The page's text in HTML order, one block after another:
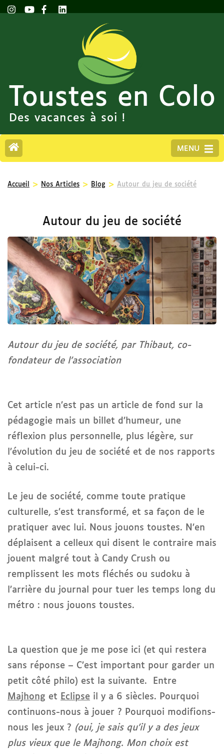
Toustes en Colo
Des vacances à soi !
MENU
Accueil > Nos Articles > Blog > Autour du jeu de société
Autour du jeu de société
Autour du jeu de société, par Thibaut, co-
fondateur de l’association
Cet article n’est pas un article de fond sur la
pédagogie mais un billet d’humeur, une
réflexion plus personnelle, plus légère, sur
l’évolution du jeu de société et de nos rapports
à celui-ci.
Le jeu de société, comme toute pratique
culturelle, s’est transformé, et sa façon de le
pratiquer avec lui. Nous jouons toustes. N’en
déplaisent a celleux qui disent le contraire mais
jouent malgré tout à Candy Crush ou
remplissent les mots fléchés ou sudoku à
l’arrière du journal pour tuer les temps long du
métro : nous jouons toustes.
La question que je me pose ici (et qui restera
sans réponse – C’est important pour garder un
petit côté philo) est la suivante. Entre
Majhong et Eclipse il y a 6 siècles. Pourquoi
continuons-nous à jouer ? Pourquoi modifions-
nous les jeux ? (oui, je sais qu’il y a des jeux
plus vieux que le Majhong. Mon choix est